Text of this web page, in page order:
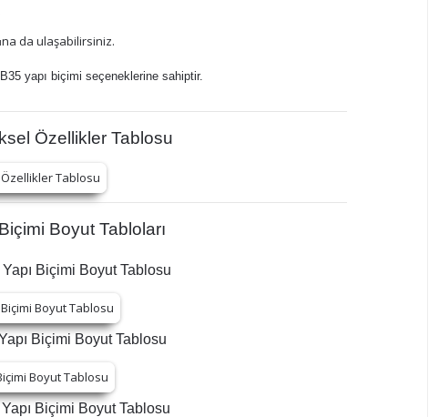
na da ulaşabilirsiniz.
yapı biçimi seçeneklerine sahiptir.
Özellikler Tablosu
Boyut Tabloları
Biçimi Boyut Tablosu
Biçimi Boyut Tablosu
Yapı Biçimi Boyut Tablosu